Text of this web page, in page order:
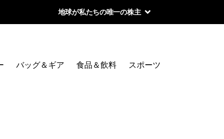
地球が私たちの唯一の株主
バッグ＆ギア 食品＆飲料 スポーツ